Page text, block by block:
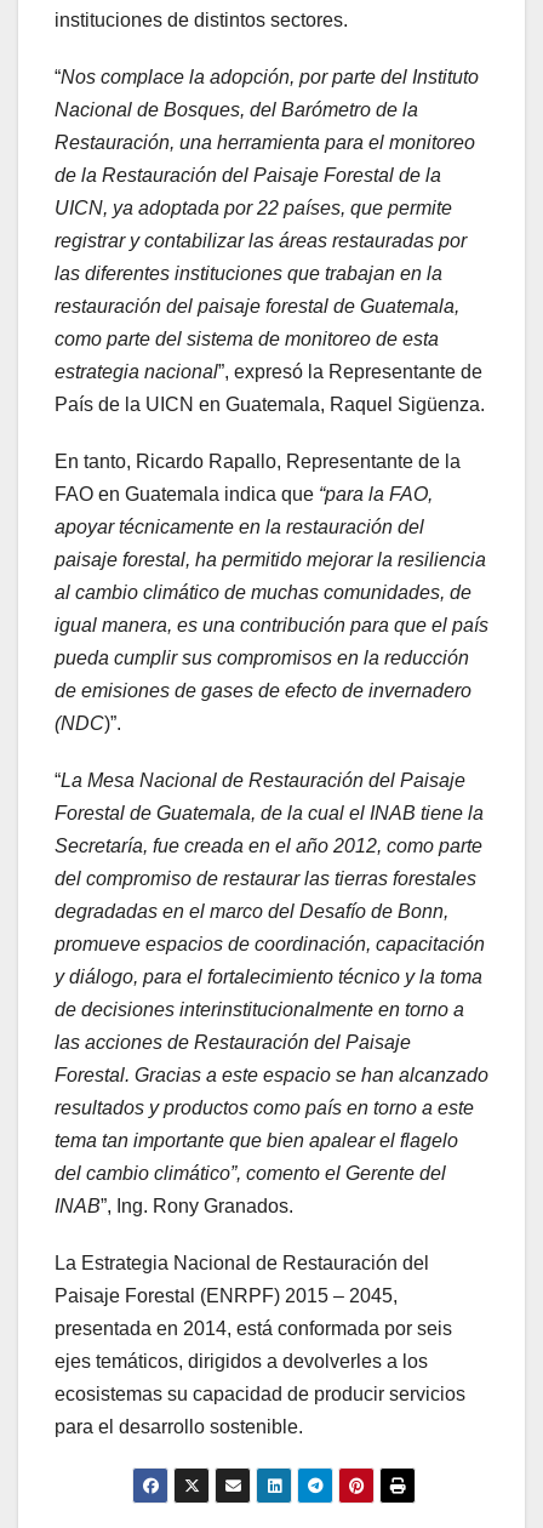
instituciones de distintos sectores.
“Nos complace la adopción, por parte del Instituto
Nacional de Bosques, del Barómetro de la
Restauración, una herramienta para el monitoreo
de la Restauración del Paisaje Forestal de la
UICN, ya adoptada por 22 países, que permite
registrar y contabilizar las áreas restauradas por
las diferentes instituciones que trabajan en la
restauración del paisaje forestal de Guatemala,
como parte del sistema de monitoreo de esta
estrategia nacional”, expresó la Representante de
País de la UICN en Guatemala, Raquel Sigüenza.
En tanto, Ricardo Rapallo, Representante de la
FAO en Guatemala indica que “para la FAO,
apoyar técnicamente en la restauración del
paisaje forestal, ha permitido mejorar la resiliencia
al cambio climático de muchas comunidades, de
igual manera, es una contribución para que el país
pueda cumplir sus compromisos en la reducción
de emisiones de gases de efecto de invernadero
(NDC)”.
“La Mesa Nacional de Restauración del Paisaje
Forestal de Guatemala, de la cual el INAB tiene la
Secretaría, fue creada en el año 2012, como parte
del compromiso de restaurar las tierras forestales
degradadas en el marco del Desafío de Bonn,
promueve espacios de coordinación, capacitación
y diálogo, para el fortalecimiento técnico y la toma
de decisiones interinstitucionalmente en torno a
las acciones de Restauración del Paisaje
Forestal. Gracias a este espacio se han alcanzado
resultados y productos como país en torno a este
tema tan importante que bien apalear el flagelo
del cambio climático”, comento el Gerente del
INAB”, Ing. Rony Granados.
La Estrategia Nacional de Restauración del
Paisaje Forestal (ENRPF) 2015 – 2045,
presentada en 2014, está conformada por seis
ejes temáticos, dirigidos a devolverles a los
ecosistemas su capacidad de producir servicios
para el desarrollo sostenible.